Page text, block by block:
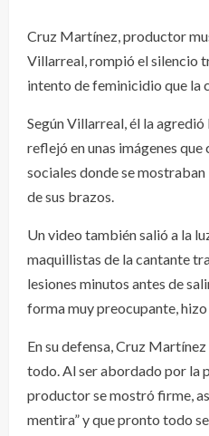
Cruz Martínez, productor
Villarreal, rompió el silencio
intento de feminicidio que la
Según Villarreal, él la
reflejó en unas imágenes
sociales donde se
de sus brazos.
Un video también salió a la
maquillistas de la cantante
lesiones minutos antes de
forma muy preocupante, hizo
En su defensa, Cruz
todo. Al ser abordado por la
productor se mostró firme,
mentira” y que pronto todo